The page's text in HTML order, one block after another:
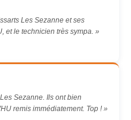
Les Sezanne et ses
et le technicien très sympa. »
Sezanne. Ils ont bien
remis immédiatement. Top ! »